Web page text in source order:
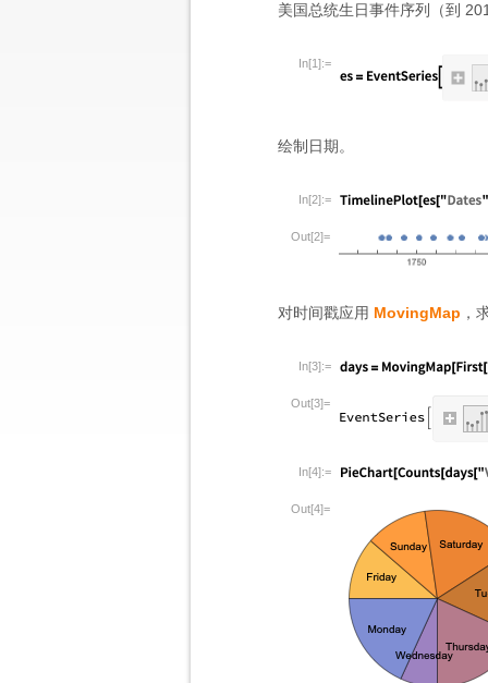
美国总统生日事件序列（到
In[1]:=
绘制日期。
In[2]:=
Out[2]=
对时间戳应用 MovingMap ，
In[3]:=
Out[3]=
In[4]:=
Out[4]=